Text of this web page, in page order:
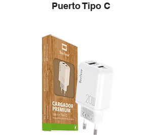
Puerto Tipo C